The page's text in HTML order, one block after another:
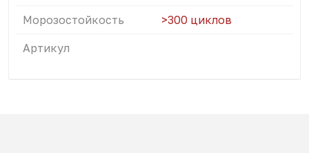
Морозостойкость >300 циклов
Артикул